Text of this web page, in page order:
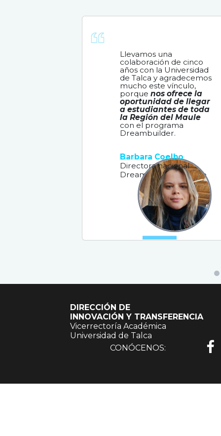
Mayo 6, 2024
Llevamos una
colaboración de cinco
años con la Universidad
de Talca y agradecemos
mucho este vínculo,
porque nos ofrece la
oportunidad de llegar
a estudiantes de toda
la Región del Maule
con el programa
Dreambuilder.
Barbara Coelho
Directora nacional
Dreambuilder en Chile
DIRECCIÓN DE
INNOVACIÓN Y TRANSFERENCIA
Vicerrectoría Académica
Universidad de Talca
CONÓCENOS: